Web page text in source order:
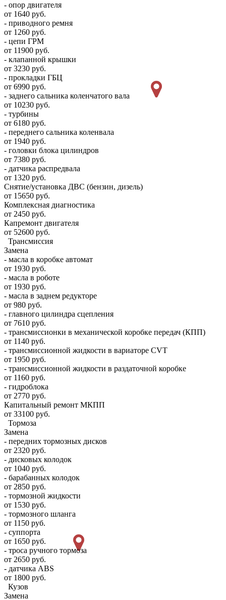
- опор двигателя
от 1640 руб.
- приводного ремня
от 1260 руб.
- цепи ГРМ
от 11900 руб.
- клапанной крышки
от 3230 руб.
- прокладки ГБЦ
от 6990 руб.
- заднего сальника коленчатого вала
от 10230 руб.
- турбины
от 6180 руб.
- переднего сальника коленвала
от 1940 руб.
- головки блока цилиндров
от 7380 руб.
- датчика распредвала
от 1320 руб.
Снятие/установка ДВС (бензин, дизель)
от 15650 руб.
Комплексная диагностика
от 2450 руб.
Капремонт двигателя
от 52600 руб.
Трансмиссия
Замена
- масла в коробке автомат
от 1930 руб.
- масла в роботе
от 1930 руб.
- масла в заднем редукторе
от 980 руб.
- главного цилиндра сцепления
от 7610 руб.
- трансмиссионки в механической коробке передач (КПП)
от 1140 руб.
- трансмиссионной жидкости в вариаторе CVT
от 1950 руб.
- трансмиссионной жидкости в раздаточной коробке
от 1160 руб.
- гидроблока
от 2770 руб.
Капитальный ремонт МКПП
от 33100 руб.
Тормоза
Замена
- передних тормозных дисков
от 2320 руб.
- дисковых колодок
от 1040 руб.
- барабанных колодок
от 2850 руб.
- тормозной жидкости
от 1530 руб.
- тормозного шланга
от 1150 руб.
- суппорта
от 1650 руб.
- троса ручного тормоза
от 2650 руб.
- датчика ABS
от 1800 руб.
Кузов
Замена